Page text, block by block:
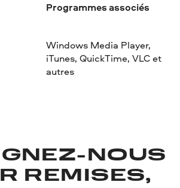
Programmes associés
Windows Media Player,
iTunes, QuickTime, VLC et
autres
NOUS
REMISES,